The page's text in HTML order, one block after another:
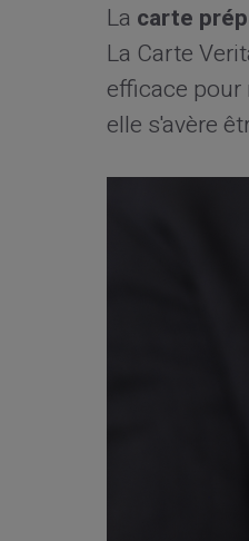
La carte
La Carte
efficace pour
elle s'avère